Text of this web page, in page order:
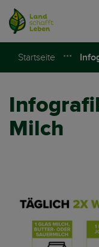
Startseite
Milch